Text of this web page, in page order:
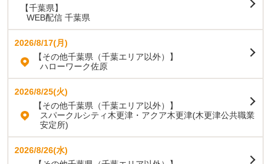
【千葉県】
WEB配信 千葉県
2026/8/17(月)
【その他千葉県（千葉エリア以外）】
ハローワーク佐原
2026/8/25(火)
【その他千葉県（千葉エリア以外）】
スパークルシティ木更津・アクア木更津(木更津公共職業
安定所)
2026/8/26(水)